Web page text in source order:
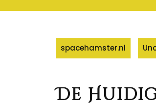
spacehamster.nl
De